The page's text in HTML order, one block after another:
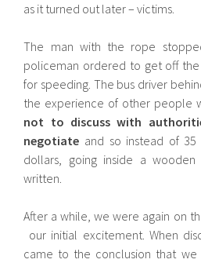
as it turned out later – victims.
The man with the rope
policeman ordered to get off the
for speeding. The bus driver
the experience of other people
not to discuss with
negotiate and so instead of
dollars, going inside a
written.
After a while, we were again on
our initial excitement. When
came to the conclusion that